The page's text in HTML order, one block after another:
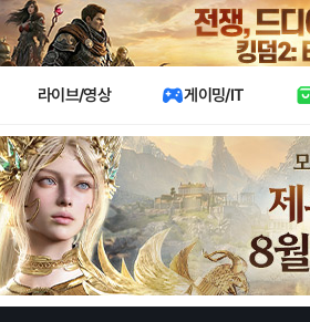
라이브/영상 게이밍/IT